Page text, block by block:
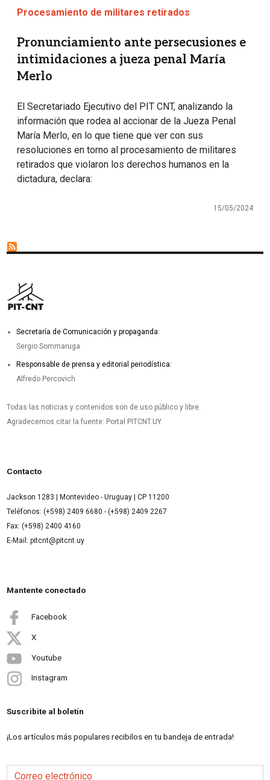
Procesamiento de militares retirados
Pronunciamiento ante persecusiones e
intimidaciones a jueza penal María
Merlo
El Secretariado Ejecutivo del PIT CNT, analizando la
información que rodea al accionar de la Jueza Penal
María Merlo, en lo que tiene que ver con sus
resoluciones en torno al procesamiento de militares
retirados que violaron los derechos humanos en la
dictadura, declara:
15/05/2024
Secretaría de Comunicación y propaganda:
Sergio Sommaruga
Responsable de prensa y editorial periodística:
Alfredo Percovich
Todas las noticias y contenidos son de uso público y libre.
Agradecemos citar la fuente: Portal PITCNT.UY
Contacto
Jackson 1283 | Montevideo - Uruguay | CP 11200
Teléfonos: (+598) 2409 6680 - (+598) 2409 2267
Fax: (+598) 2400 4160
E-Mail: pitcnt@pitcnt.uy
Mantente conectado
Facebook
X
Youtube
Instagram
Suscribite al boletín
¡Los artículos más populares recibilos en tu bandeja de entrada!
Correo electrónico